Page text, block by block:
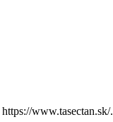
www.tasectan.sk/.